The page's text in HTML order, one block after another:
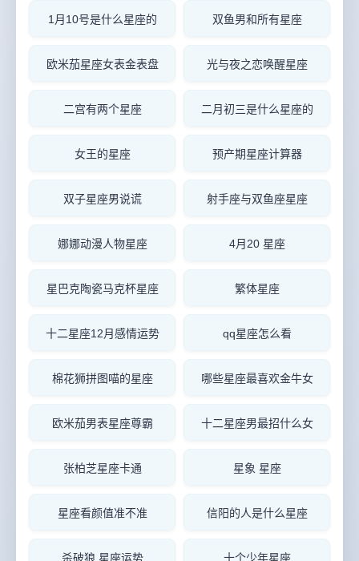
1月10号是什么星座的 双鱼男和所有星座
欧米茄星座女表金表盘 光与夜之恋唤醒星座
二宫有两个星座 二月初三是什么星座的
女王的星座 预产期星座计算器
双子星座男说谎 射手座与双鱼座星座
娜娜动漫人物星座 4月20 星座
星巴克陶瓷马克杯星座 繁体星座
十二星座12月感情运势 qq星座怎么看
棉花狮拼图喵的星座 哪些星座最喜欢金牛女
欧米茄男表星座尊霸 十二星座男最招什么女
张柏芝星座卡通 星象 星座
星座看颜值准不准 信阳的人是什么星座
杀破狼 星座运势 十个少年星座